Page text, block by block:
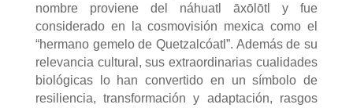
nombre proviene del náhuatl āxōlōtl y fue
considerado en la cosmovisión mexica como el
“hermano gemelo de Quetzalcóatl”. Además de su
relevancia cultural, sus extraordinarias cualidades
biológicas lo han convertido en un símbolo de
resiliencia, transformación y adaptación, rasgos